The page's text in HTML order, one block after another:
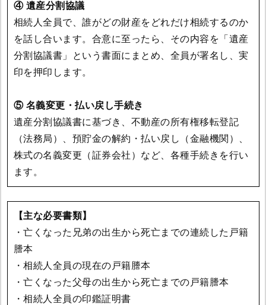
④ 遺産分割協議
相続人全員で、誰がどの財産をどれだけ相続するのか
を話し合います。合意に至ったら、その内容を「遺産
分割協議書」という書面にまとめ、全員が署名し、実
印を押印します。
⑤ 名義変更・払い戻し手続き
遺産分割協議書に基づき、不動産の所有権移転登記
（法務局）、預貯金の解約・払い戻し（金融機関）、
株式の名義変更（証券会社）など、各種手続きを行い
ます。
【主な必要書類】
・亡くなった兄弟の出生から死亡までの連続した戸籍
謄本
・相続人全員の現在の戸籍謄本
・亡くなった父母の出生から死亡までの戸籍謄本
・相続人全員の印鑑証明書